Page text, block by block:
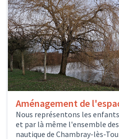
Aménagement de
Nous représentons les
et par là même l'ensemble
nautique de Chambray-lès-